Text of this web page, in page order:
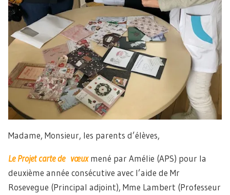
Madame, Monsieur, les parents d’élèves,
Le Projet carte de vœuxmené par Amélie (APS) pour la
deuxième année consécutive avec l’aide de Mr
Rosevegue (Principal adjoint), Mme Lambert (Professeur